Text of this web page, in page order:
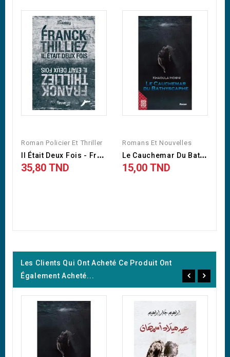
Roman Policier Et Thriller
I
L Était Deux Fois - Franck...
35,80 TND
Romans Et Nouvelles
L
E Cauchemar Du Bathyscaphe
15,00 TND
Les Clients Qui Ont Acheté Ce Produit Ont
Également Acheté...